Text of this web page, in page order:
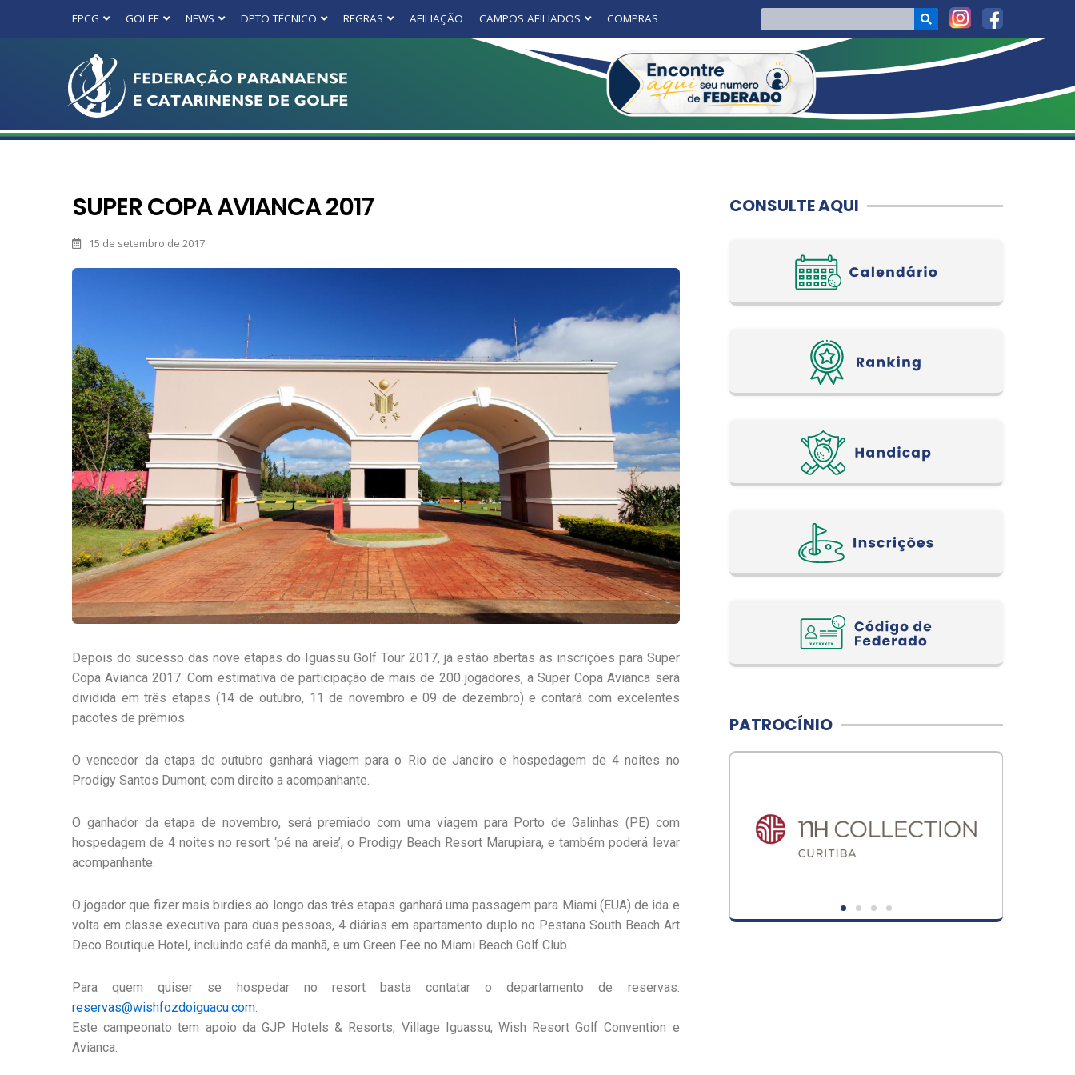
FPCG GOLFE NEWS DPTO TÉCNICO REGRAS AFILIAÇÃO CAMPOS AFILIADOS COMPRAS
SUPER COPA AVIANCA 2017
15 de setembro de 2017
Depois do sucesso das nove etapas do Iguassu Golf Tour 2017, já estão abertas as inscrições para Super
Copa Avianca 2017. Com estimativa de participação de mais de 200 jogadores, a Super Copa Avianca será
dividida em três etapas (14 de outubro, 11 de novembro e 09 de dezembro) e contará com excelentes
pacotes de prêmios.
O vencedor da etapa de outubro ganhará viagem para o Rio de Janeiro e hospedagem de 4 noites no
Prodigy Santos Dumont, com direito a acompanhante.
O ganhador da etapa de novembro, será premiado com uma viagem para Porto de Galinhas (PE) com
hospedagem de 4 noites no resort ‘pé na areia’, o Prodigy Beach Resort Marupiara, e também poderá levar
acompanhante.
O jogador que fizer mais birdies ao longo das três etapas ganhará uma passagem para Miami (EUA) de ida e
volta em classe executiva para duas pessoas, 4 diárias em apartamento duplo no Pestana South Beach Art
Deco Boutique Hotel, incluindo café da manhã, e um Green Fee no Miami Beach Golf Club.
Para quem quiser se hospedar no resort basta contatar o departamento de reservas:
reservas@wishfozdoiguacu.com
Este campeonato tem apoio da GJP Hotels & Resorts, Village Iguassu, Wish Resort Golf Convention e
Avianca.
CONSULTE AQUI
PATROCÍNIO